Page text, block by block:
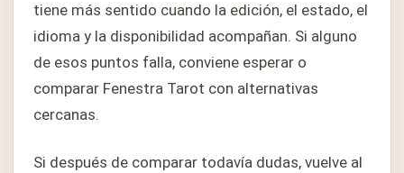
tiene más sentido cuando la edición, el estado, el
idioma y la disponibilidad acompañan. Si alguno
de esos puntos falla, conviene esperar o
comparar Fenestra Tarot con alternativas
cercanas.
Si después de comparar todavía dudas, vuelve al